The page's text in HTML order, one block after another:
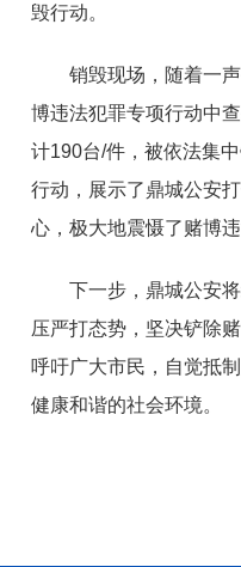
毁行动。
销毁现场，随着一
博违法犯罪专项行动中
计190台/件，被依法集
行动，展示了鼎城公安
心，极大地震慑了赌博违
下一步，鼎城公安
压严打态势，坚决铲除
呼吁广大市民，自觉抵
健康和谐的社会环境。